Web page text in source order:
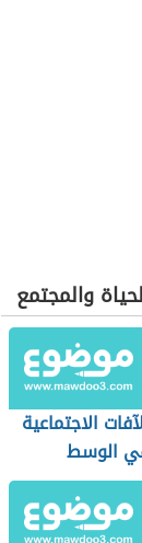
والمجتمع
الاجتماعية
الوسط